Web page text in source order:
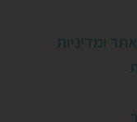
ומדיניות